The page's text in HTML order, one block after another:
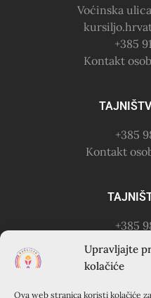
Upravljajte
kolačiće
Ova web stranica koristi kolačiće
Voćinska
+385
Kontakt
+385
Kontakt
+385
Kontakt
– zvati